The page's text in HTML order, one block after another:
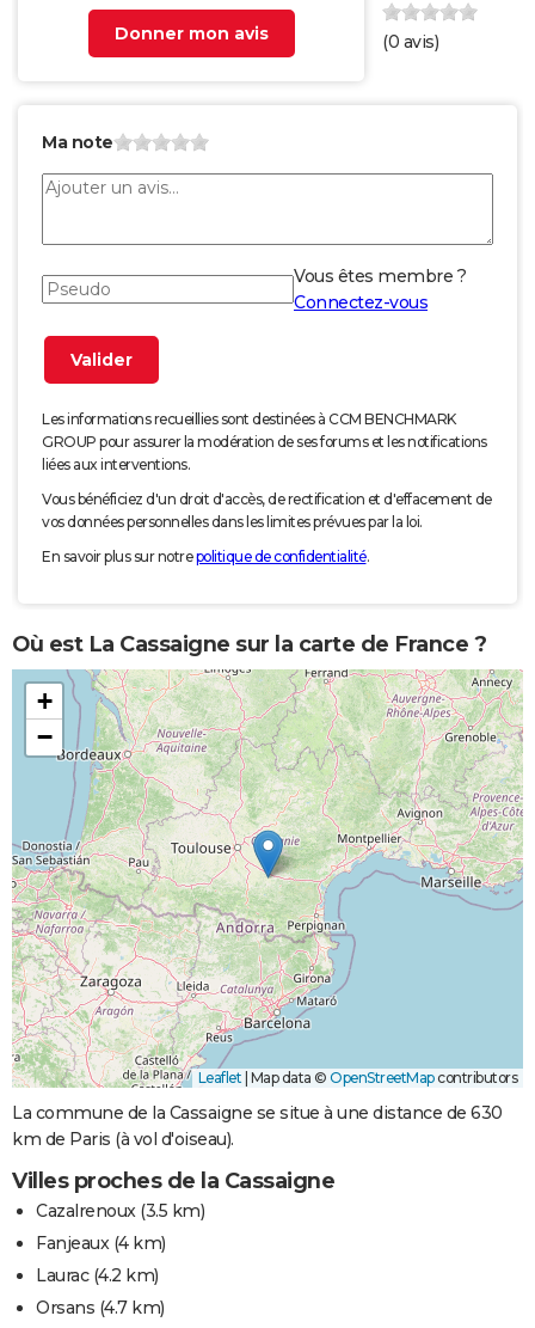
Donner mon avis
(0 avis)
Ma note
Vous êtes membre ?
Connectez-vous
Les informations recueillies sont destinées à CCM BENCHMARK
GROUP pour assurer la modération de ses forums et les notifications
liées aux interventions.
Vous bénéficiez d'un droit d'accès, de rectification et d'effacement de
vos données personnelles dans les limites prévues par la loi.
En savoir plus sur notrepolitique de confidentialité.
Où est La Cassaigne sur la carte de France ?
+
−
Leaflet Map data © OpenStreetMapcontributors
La commune de la Cassaigne se situe à une distance de 630
km de Paris (à vol d'oiseau).
Villes proches de la Cassaigne
Cazalrenoux(3.5 km)
Fanjeaux(4 km)
Laurac(4.2 km)
Orsans (4.7 km)